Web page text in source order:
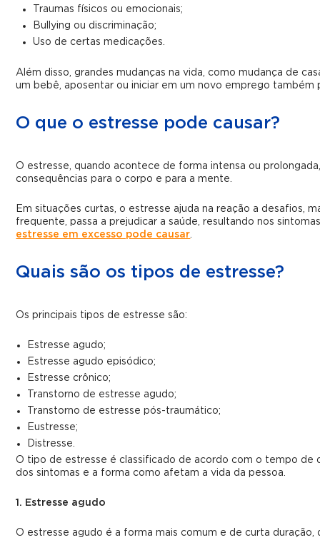
Traumas físicos ou emocionais;
Bullying ou discriminação;
Uso de certas medicações.
Além disso, grandes mudanças na vida, como mudança de
um bebê, aposentar ou iniciar em um novo emprego também
O que o estresse pode causar?
O estresse, quando acontece de forma intensa ou
consequências para o corpo e para a mente.
Em situações curtas, o estresse ajuda na reação a desafios,
frequente, passa a prejudicar a saúde, resultando nos
estresse em excesso pode causar.
Quais são os tipos de estresse?
Os principais tipos de estresse são:
Estresse agudo;
Estresse agudo episódico;
Estresse crônico;
Transtorno de estresse agudo;
Transtorno de estresse pós-traumático;
Eustresse;
Distresse.
O tipo de estresse é classificado de acordo com o tempo de
dos sintomas e a forma como afetam a vida da pessoa.
1. Estresse agudo
O estresse agudo é a forma mais comum e de curta duração,